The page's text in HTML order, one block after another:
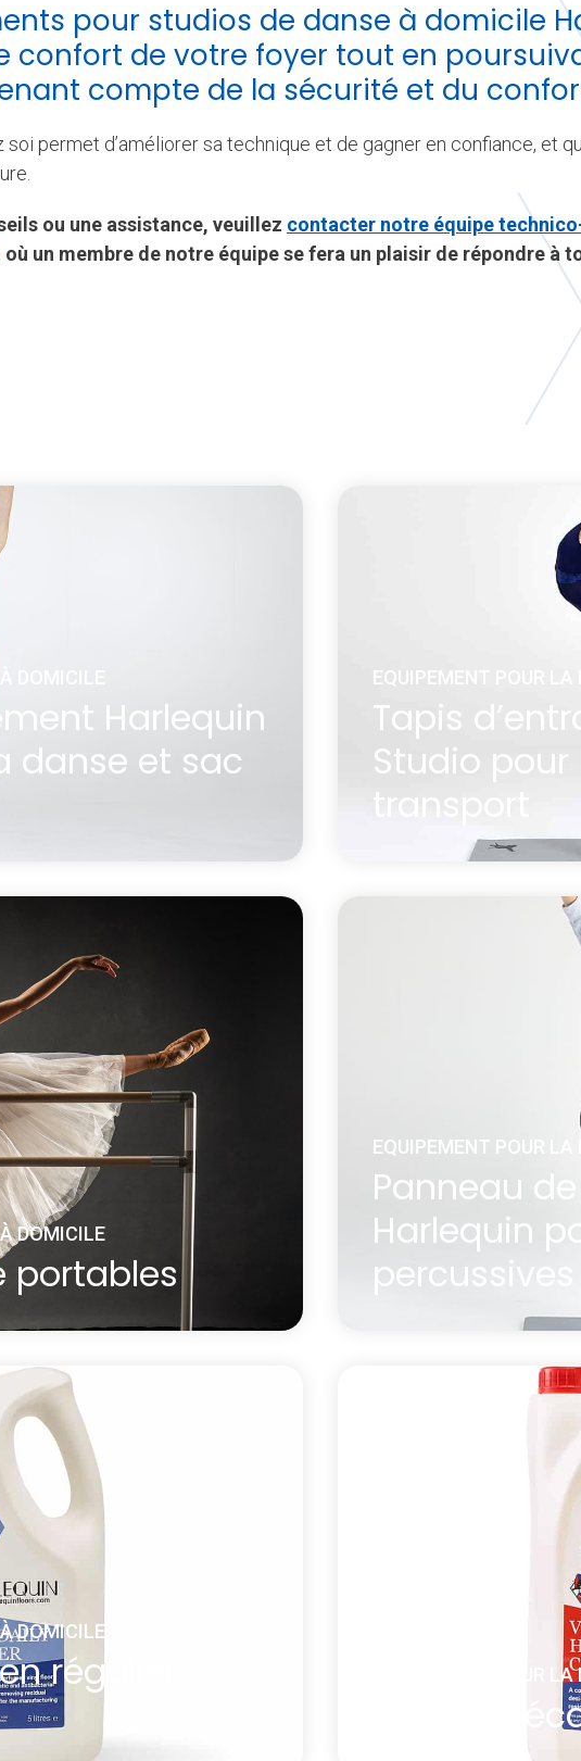
pour studios de danse à domicile
confort de votre foyer tout en
compte de la sécurité et du
soi permet d’améliorer sa technique et de gagner en confiance, et
ou une assistance, veuillez contacter notre équipe
où un membre de notre équipe se fera un plaisir de répondre à
DOMICILE
Harlequin
danse et sac
Cascade pour la danse de 2 m
de s'entraîner à la
pour la danse et sac de transport
EQUIPEMENT POUR LA
Tapis
Studio
transport
Le tapis
de large x 1 m de long
possibilité de s'entraîner
à propos Tapis d’entraînement
DOMICILE
portables
professionnel dans le confort
danse portable.
EQUIPEMENT POUR
Panneau
Harlequin
percussives
Le panneau de
spécialement pour les
exceptionnel et
solution idéale pour
de danses percussives
à propos Panneau de plancher
DOMICILE
régulier
EQUIPEMENT POUR
Produit